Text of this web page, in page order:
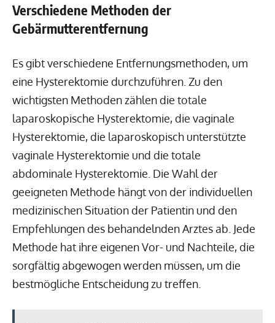
Verschiedene Methoden der
Gebärmutterentfernung
Es gibt verschiedene Entfernungsmethoden, um
eine Hysterektomie durchzuführen. Zu den
wichtigsten Methoden zählen die totale
laparoskopische Hysterektomie, die vaginale
Hysterektomie, die laparoskopisch unterstützte
vaginale Hysterektomie und die totale
abdominale Hysterektomie. Die Wahl der
geeigneten Methode hängt von der individuellen
medizinischen Situation der Patientin und den
Empfehlungen des behandelnden Arztes ab. Jede
Methode hat ihre eigenen Vor- und Nachteile, die
sorgfältig abgewogen werden müssen, um die
bestmögliche Entscheidung zu treffen.